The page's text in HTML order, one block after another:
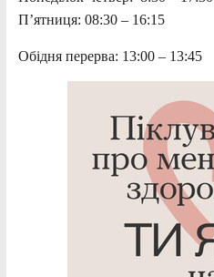
П’ятниця: 08:30 – 16:15
Обідня перерва: 13:00 – 13:45